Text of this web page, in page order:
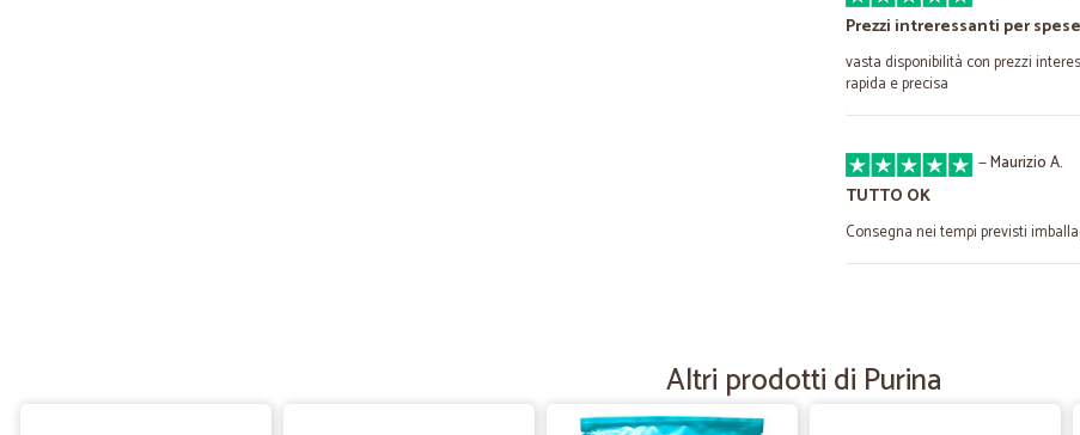
Prezzi intreressanti per
vasta disponibilità con prezzi
rapida e precisa
—Maurizio A.
TUTTO OK
Consegna nei tempi previsti
Ottimo. Spedizione rapidissima,
Altri prodotti di Purina